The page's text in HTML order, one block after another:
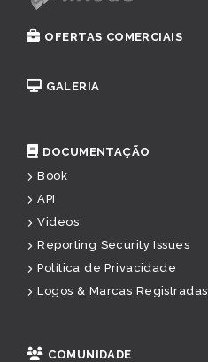
OFERTAS COMERCIAIS
GALERIA
DOCUMENTAÇÃO
Book
API
Videos
Reporting Security Issues
Política de Privacidade
Logos & Marcas Registradas
COMUNIDADE